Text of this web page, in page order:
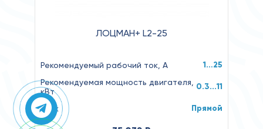
ЛОЦМАН+ L2-25
Рекомендуемый рабочий ток, А 1…25
Рекомендуемая мощность двигателя,
кВт
0.3...11
Пуск Прямой